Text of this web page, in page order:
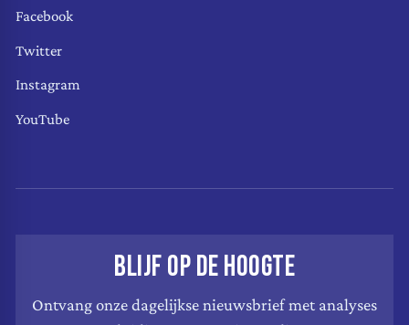
Facebook
Twitter
Instagram
YouTube
BLIJF OP DE HOOGTE
Ontvang onze dagelijkse nieuwsbrief met analyses